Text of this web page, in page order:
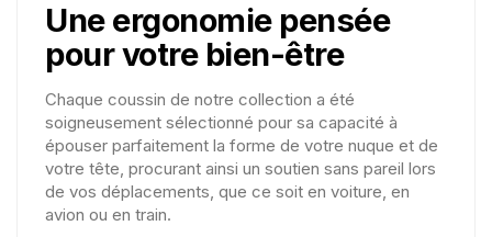
Une ergonomie pensée
pour votre bien-être
Chaque coussin de notre collection a été
soigneusement sélectionné pour sa capacité à
épouser parfaitement la forme de votre nuque et de
votre tête, procurant ainsi un soutien sans pareil lors
de vos déplacements, que ce soit en voiture, en
avion ou en train.